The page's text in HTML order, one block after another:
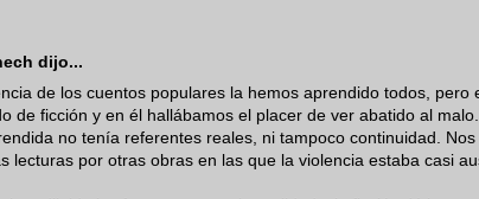
dijo...
de los cuentos populares la hemos aprendido todos, pero
de ficción y en él hallábamos el placer de ver abatido al malo.
no tenía referentes reales, ni tampoco continuidad.
lecturas por otras obras en las que la violencia estaba casi